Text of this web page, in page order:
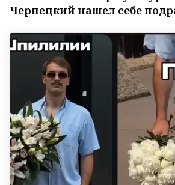
Чернецкий нашел себе